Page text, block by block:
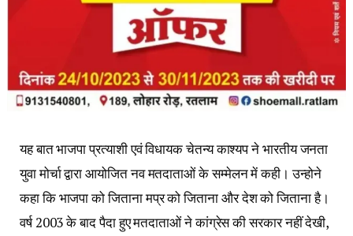
यह बात भाजपा प्रत्याशी एवं विधायक चेतन्य काश्यप ने भारतीय जनता
युवा मोर्चा द्वारा आयोजित नव मतदाताओं के सम्मेलन में कही। उन्होने
कहा कि भाजपा को जिताना मप्र को जिताना और देश को जिताना है।
वर्ष 2003 के बाद पैदा हुए मतदाताओं ने कांग्रेस की सरकार नहीं देखी,